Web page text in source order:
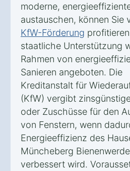
moderne,
austauschen, können Sie
KfW-Förderung
staatliche Unterstützung
Rahmen von
Sanieren angeboten. Die
Kreditanstalt für
(KfW) vergibt
oder Zuschüsse für den
von Fenstern, wenn
Energieeffizienz des
Müncheberg
verbessert wird.